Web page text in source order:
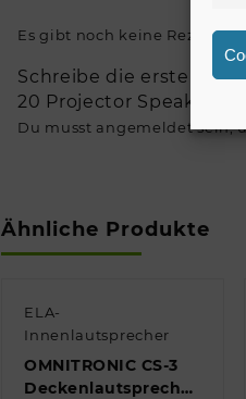
Es gibt noch keine
Schreibe die erste
20 Projector Speaker“
Du musst angemeldetsein,
Ähnliche Produkte
ELA-
Innenlautsprecher
OMNITRONIC CS-3
Deckenlautsprecher,